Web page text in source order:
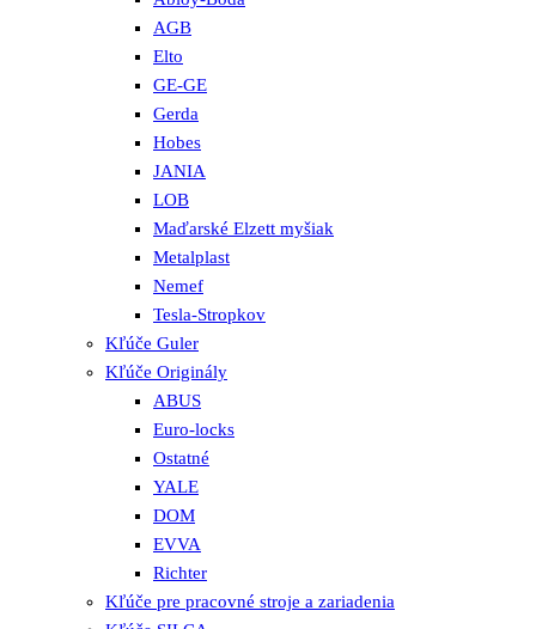
AGB
Elto
GE-GE
Gerda
Hobes
JANIA
LOB
Maďarské Elzett myšiak
Metalplast
Nemef
Tesla-Stropkov
Kľúče Guler
Kľúče Originály
ABUS
Euro-locks
Ostatné
YALE
DOM
EVVA
Richter
Kľúče pre pracovné stroje a zariadenia